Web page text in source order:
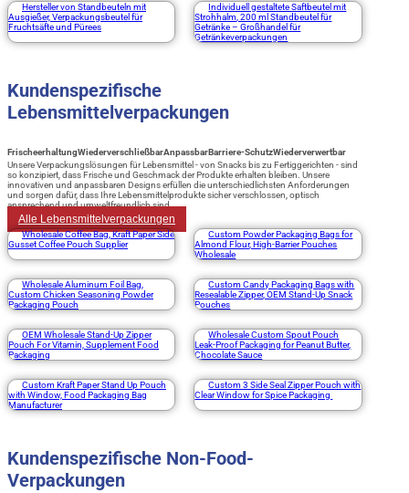
Hersteller von Standbeuteln mit
Ausgießer, Verpackungsbeutel für
Fruchtsäfte und Pürees
Individuell gestaltete Saftbeutel mit
Strohhalm, 200 ml Standbeutel für
Getränke – Großhandel für
Getränkeverpackungen
Kundenspezifische
Lebensmittelverpackungen
FrischeerhaltungWiederverschließbarAnpassbarBarriere-SchutzWiederverwertbar
Unsere Verpackungslösungen für Lebensmittel - von Snacks bis zu Fertiggerichten - sind
so konzipiert, dass Frische und Geschmack der Produkte erhalten bleiben. Unsere
innovativen und anpassbaren Designs erfüllen die unterschiedlichsten Anforderungen
und sorgen dafür, dass Ihre Lebensmittelprodukte sicher verschlossen, optisch
ansprechend und umweltfreundlich sind.
Alle Lebensmittelverpackungen
Wholesale Coffee Bag, Kraft Paper Side
Gusset Coffee Pouch Supplier
Custom Powder Packaging Bags for
Almond Flour, High-Barrier Pouches
Wholesale
Wholesale Aluminum Foil Bag,
Custom Chicken Seasoning Powder
Packaging Pouch
Custom Candy Packaging Bags with
Resealable Zipper, OEM Stand-Up Snack
Pouches
OEM Wholesale Stand-Up Zipper
Pouch For Vitamin, Supplement Food
Packaging
Wholesale Custom Spout Pouch
Leak-Proof Packaging for Peanut Butter,
Chocolate Sauce
Custom Kraft Paper Stand Up Pouch
with Window, Food Packaging Bag
Manufacturer
Custom 3 Side Seal Zipper Pouch with
Clear Window for Spice Packaging
Kundenspezifische Non-Food-
Verpackungen